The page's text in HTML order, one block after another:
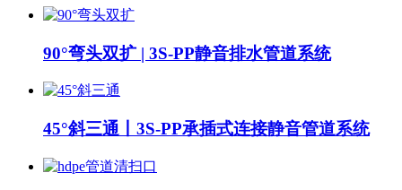
90°弯头双扩 | 3S-PP静音排水管道系统
45°斜三通丨3S-PP承插式连接静音管道系统